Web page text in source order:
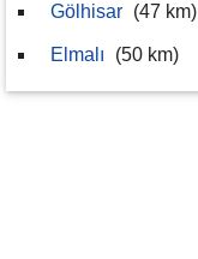
Gölhisar (47 km)
Elmalı (50 km)